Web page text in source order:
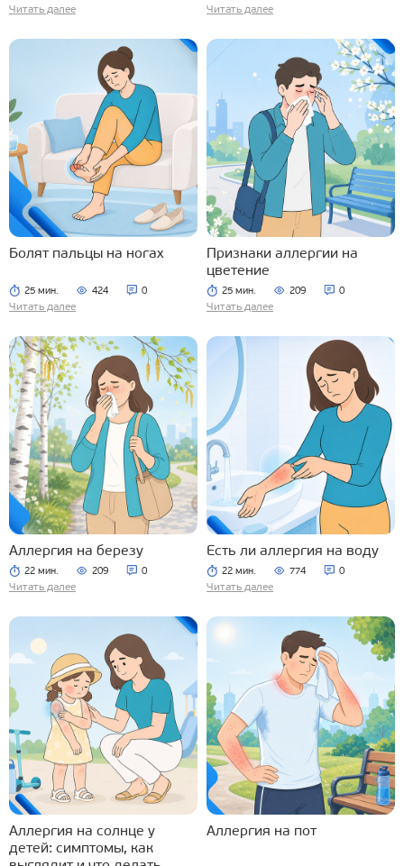
Читать далее Читать далее
Болят пальцы на ногах
25 мин. 424 0
Читать далее
Признаки аллергии на
цветение
25 мин. 209 0
Читать далее
Аллергия на березу
22 мин. 209 0
Читать далее
Есть ли аллергия на воду
22 мин. 774 0
Читать далее
Аллергия на солнце у
детей: симптомы, как
Аллергия на пот